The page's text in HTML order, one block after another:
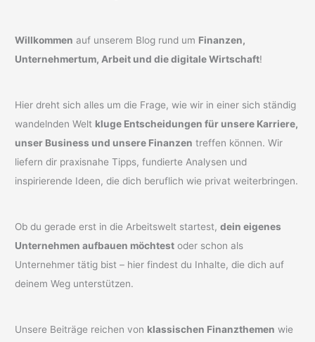
Willkommen auf unserem Blog rund um Finanzen,
Unternehmertum, Arbeit und die digitale Wirtschaft!
Hier dreht sich alles um die Frage, wie wir in einer sich ständig
wandelnden Welt kluge Entscheidungen für unsere Karriere,
unser Business und unsere Finanzen treffen können. Wir
liefern dir praxisnahe Tipps, fundierte Analysen und
inspirierende Ideen, die dich beruflich wie privat weiterbringen.
Ob du gerade erst in die Arbeitswelt startest,dein eigenes
Unternehmen aufbauen möchtest oder schon als
Unternehmer tätig bist – hier findest du Inhalte, die dich auf
deinem Weg unterstützen.
Unsere Beiträge reichen von klassischen Finanzthemen wie